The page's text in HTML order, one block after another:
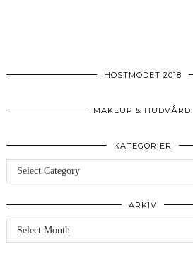
HÖSTMODET 2018
MAKEUP & HUDVÅRD:
KATEGORIER
Kategorier
ARKIV
Arkiv